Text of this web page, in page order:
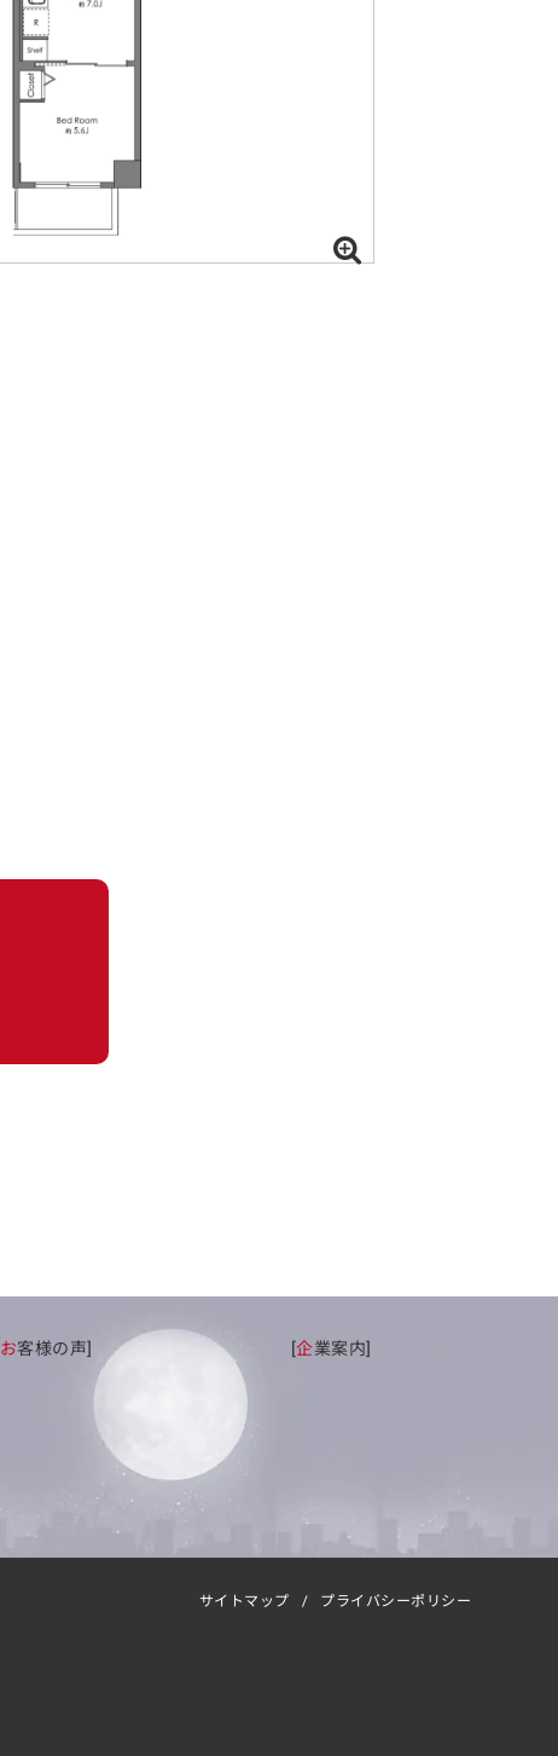
お客様の声] [企業案内]
サイトマップ プライバシーポリシー